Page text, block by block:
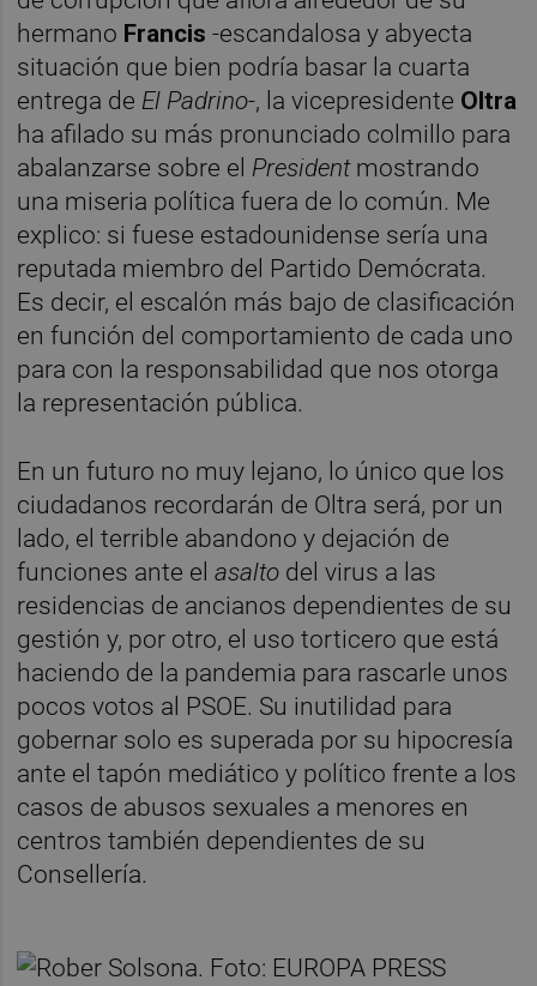
hermano Francis-escandalosa y abyecta
situación que bien podría basar la cuarta
entrega de El Padrino-, la vicepresidente Oltra
ha afilado su más pronunciado colmillo para
abalanzarse sobre el Presidentmostrando
una miseria política fuera de lo común. Me
explico: si fuese estadounidense sería una
reputada miembro del Partido Demócrata.
Es decir, el escalón más bajo de clasificación
en función del comportamiento de cada uno
para con la responsabilidad que nos otorga
la representación pública.
En un futuro no muy lejano, lo único que los
ciudadanos recordarán de Oltra será, por un
lado, el terrible abandono y dejación de
funciones ante elasalto del virus a las
residencias de ancianos dependientes de su
gestión y, por otro, el uso torticero que está
haciendo de la pandemia para rascarle unos
pocos votos al PSOE. Su inutilidad para
gobernar solo es superada por su hipocresía
ante el tapón mediático y político frente a los
casos de abusos sexuales a menores en
centros también dependientes de su
Consellería.